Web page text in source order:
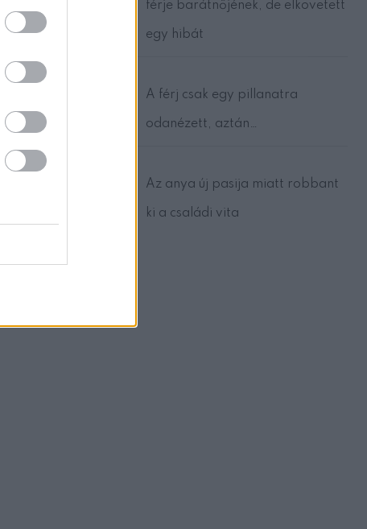
férje barátnőjének, de elkövetett
egy hibát
A férj csak egy pillanatra
odanézett, aztán…
Az anya új pasija miatt robbant
ki a családi vita